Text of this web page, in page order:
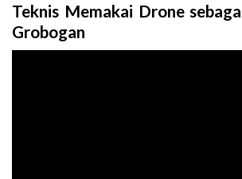
Teknis Memakai Drone
Grobogan